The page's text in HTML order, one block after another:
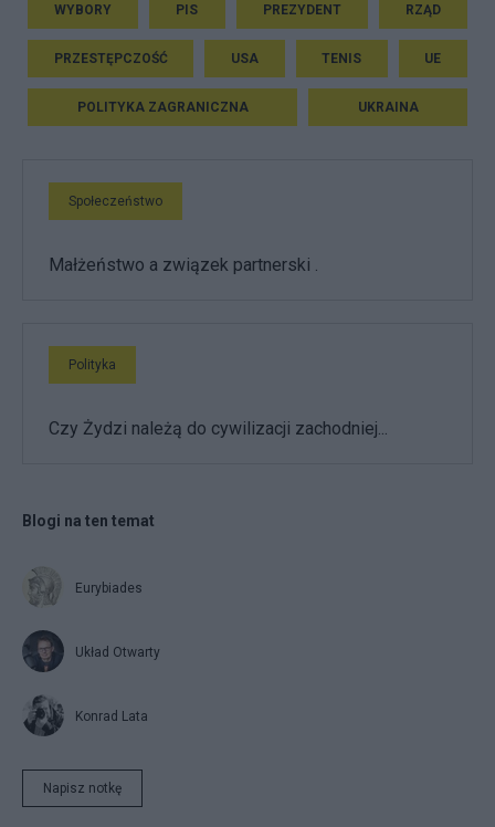
WYBORY PIS PREZYDENT RZĄD
PRZESTĘPCZOŚĆ USA TENIS UE
POLITYKA ZAGRANICZNA UKRAINA
Społeczeństwo
Małżeństwo a związek partnerski .
Polityka
Czy Żydzi należą do cywilizacji zachodniej...
Blogi na ten temat
Eurybiades
Układ Otwarty
Konrad Lata
Napisz notkę